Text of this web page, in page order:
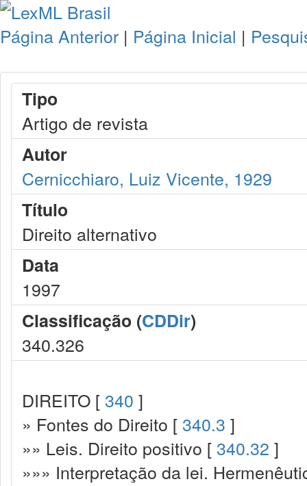
Página Anterior | Página Inicial |
Tipo
Artigo de revista
Autor
Cernicchiaro, Luiz Vicente, 1929
Título
Direito alternativo
Data
1997
Classificação (CDDir)
340.326
DIREITO [ 340 ]
» Fontes do Direito [ 340.3 ]
»» Leis. Direito positivo [ 340.32 ]
»»» Interpretação da lei.